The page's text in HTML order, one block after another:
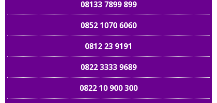
08133 7899 899
0852 1070 6060
0812 23 9191
0822 3333 9689
0822 10 900 300